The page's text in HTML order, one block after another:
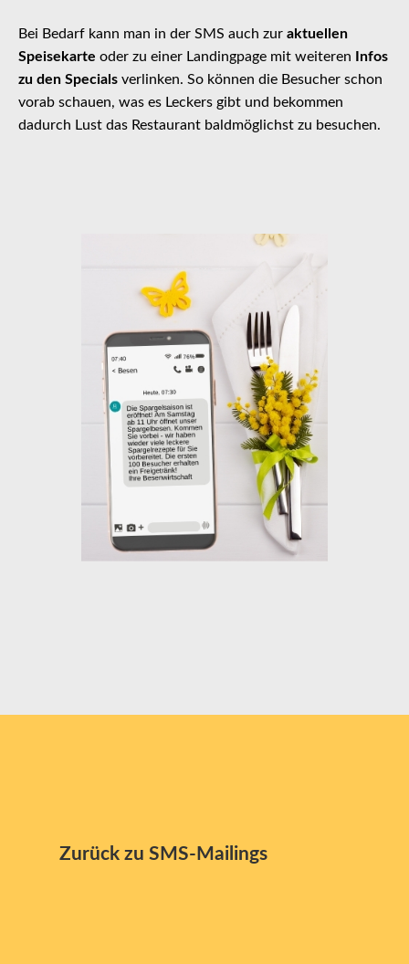
Bei Bedarf kann man in der SMS auch zur aktuellen
Speisekarte oder zu einer Landingpage mit weiteren Infos
zu den Specials verlinken. So können die Besucher schon
vorab schauen, was es Leckers gibt und bekommen
dadurch Lust das Restaurant baldmöglichst zu besuchen.
Zurück zu SMS-Mailings